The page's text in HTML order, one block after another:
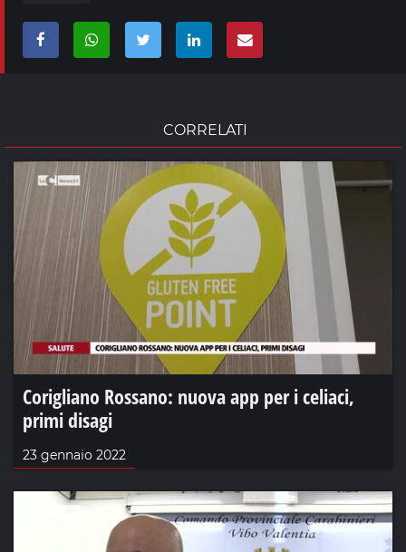
CORRELATI
Corigliano Rossano: nuova app per i celiaci,
primi disagi
23 gennaio 2022